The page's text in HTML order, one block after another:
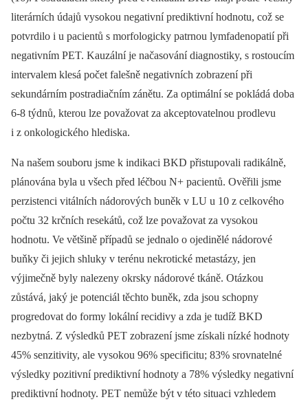
literárních údajů vysokou negativní prediktivní hodnotu, což se
potvrdilo i u pacientů s morfologicky patrnou lymfadenopatií při
negativním PET. Kauzální je načasování diagnostiky, s rostoucím
intervalem klesá počet falešně negativních zobrazení při
sekundárním postradiačním zánětu. Za optimální se pokládá doba
6-8 týdnů, kterou lze považovat za akceptovatelnou prodlevu
i z onkologického hlediska.
Na našem souboru jsme k indikaci BKD přistupovali radikálně,
plánována byla u všech před léčbou N+ pacientů. Ověřili jsme
perzistenci vitálních nádorových buněk v LU u 10 z celkového
počtu 32 krčních resekátů, což lze považovat za vysokou
hodnotu. Ve většině případů se jednalo o ojedinělé nádorové
buňky či jejich shluky v terénu nekrotické metastázy, jen
výjimečně byly nalezeny okrsky nádorové tkáně. Otázkou
zůstává, jaký je potenciál těchto buněk, zda jsou schopny
progredovat do formy lokální recidivy a zda je tudíž BKD
nezbytná. Z výsledků PET zobrazení jsme získali nízké hodnoty
45% senzitivity, ale vysokou 96% specificitu; 83% srovnatelné
výsledky pozitivní prediktivní hodnoty a 78% výsledky negativní
prediktivní hodnoty. PET nemůže být v této situaci vzhledem